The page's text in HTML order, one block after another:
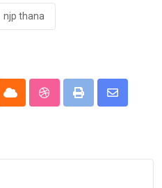
njp thana
Cloud StumbleUpon
Print
Share